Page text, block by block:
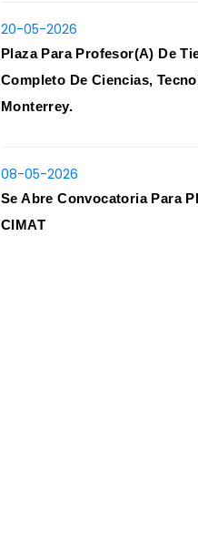
20-05-2026
Plaza Para Profesor(a) De
Completo De Ciencias,
Monterrey.
08-05-2026
Se Abre Convocatoria Para
CIMAT